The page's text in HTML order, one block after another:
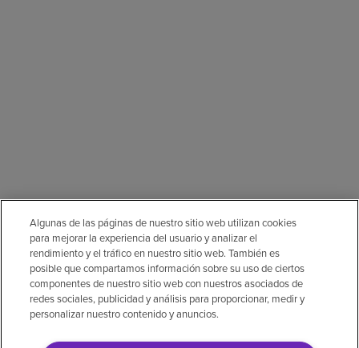
Algunas de las páginas de nuestro sitio web utilizan cookies
para mejorar la experiencia del usuario y analizar el
rendimiento y el tráfico en nuestro sitio web. También es
posible que compartamos información sobre su uso de ciertos
componentes de nuestro sitio web con nuestros asociados de
redes sociales, publicidad y análisis para proporcionar, medir y
personalizar nuestro contenido y anuncios.